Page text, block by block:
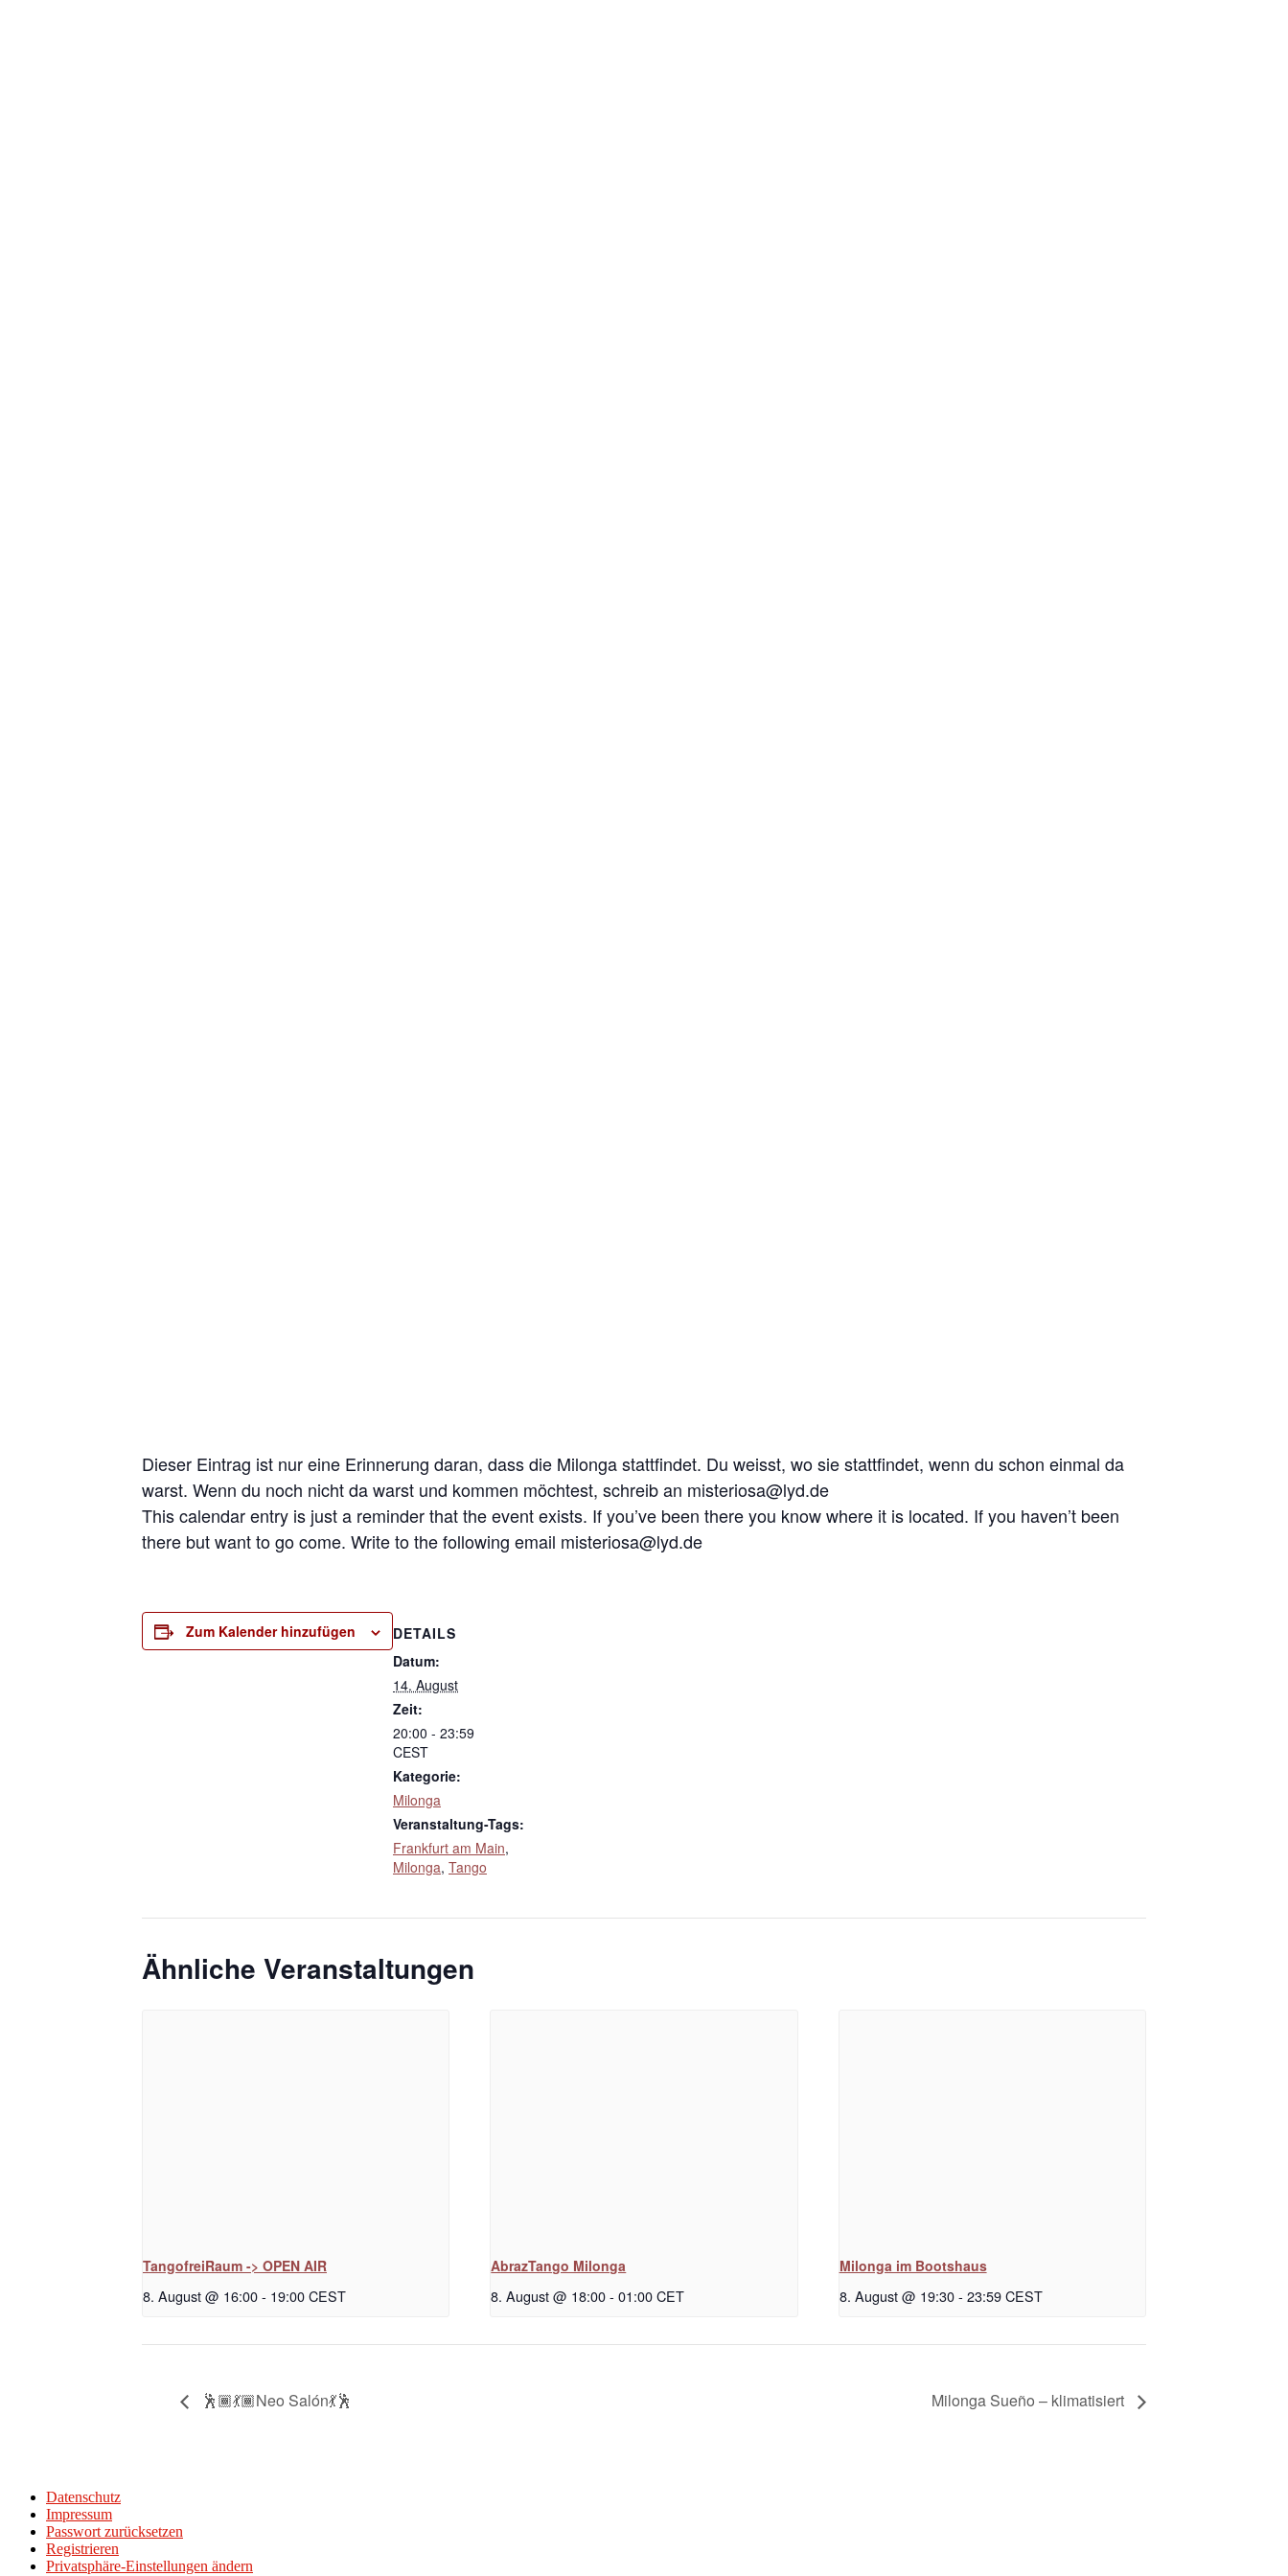
Dieser Eintrag ist nur eine Erinnerung daran, dass die Milonga stattfindet. Du weisst, wo sie stattfindet, wenn du schon einmal da
warst. Wenn du noch nicht da warst und kommen möchtest, schreib an misteriosa@lyd.de
This calendar entry is just a reminder that the event exists. If you’ve been there you know where it is located. If you haven’t been
there but want to go come. Write to the following email misteriosa@lyd.de
Zum Kalender hinzufügen
DETAILS
Datum:
14. August
Zeit:
20:00 - 23:59
CEST
Kategorie:
Milonga
Veranstaltung-Tags:
Frankfurt am Main,
Milonga, Tango
Ähnliche Veranstaltungen
TangofreiRaum -> OPEN AIR
8. August @ 16:00- 19:00CEST
AbrazTango Milonga
8. August @ 18:00 - 01:00 CET
Milonga im Bootshaus
8. August @ 19:30 - 23:59 CEST
🕺🏾💃🏾Neo Salón💃🕺 Milonga Sueño – klimatisiert
Datenschutz
Impressum
Passwort zurücksetzen
Registrieren
Privatsphäre-Einstellungen ändern